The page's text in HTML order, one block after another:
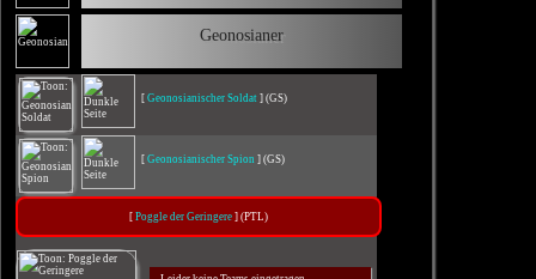
Geonosianer
[ Geonosianischer Soldat ] (GS)
[ Geonosianischer Spion ] (GS)
[Poggle der Geringere ] (PTL)